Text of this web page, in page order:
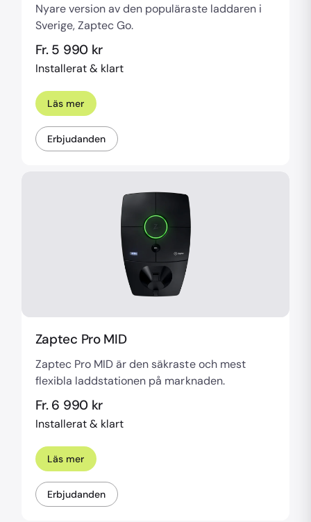
Nyare version av den populäraste laddaren i
Sverige, Zaptec Go.
Fr. 5 990 kr
Installerat & klart
Läs mer
Erbjudanden
Zaptec Pro MID
Zaptec Pro MID är den säkraste och mest
flexibla laddstationen på marknaden.
Fr. 6 990 kr
Installerat & klart
Läs mer
Erbjudanden